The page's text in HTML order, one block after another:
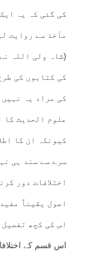
کی گئی کہ یہ
مآخذ سے روایت
(شاہ ولی اللہ
کی کتابوں کی
کی مراد یہ
علوم الحدیث کا
کیونکہ ان کا
سرے سے سند ہی
اختلافات دور
اصول یقیناً
اس کی کچھ
اس قسم کے